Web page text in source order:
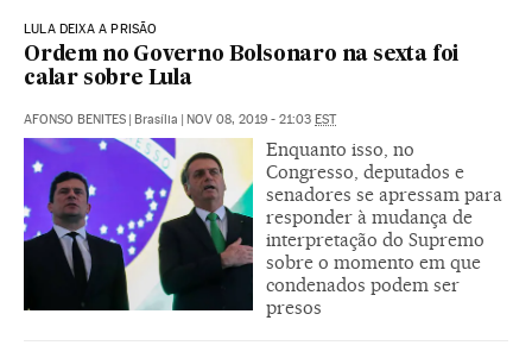
LULA DEIXA A PRISÃO
Ordem no Governo Bolsonaro na sexta foi
calar sobre Lula
AFONSO BENITES | Brasília | NOV 08, 2019 - 21:03 EST
Enquanto isso, no
Congresso, deputados e
senadores se apressam para
responder à mudança de
interpretação do Supremo
sobre o momento em que
condenados podem ser
presos